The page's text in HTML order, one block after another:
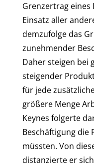
Grenzertrag eines
Einsatz aller
demzufolge das
zunehmender
Daher steigen bei
steigender
für jede
größere Menge
Keynes folgerte
Beschäftigung die
müssten. Von
distanzierte er